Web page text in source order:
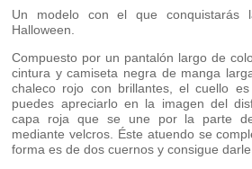
Un modelo con el que conquistarás
Halloween.
Compuesto por un pantalón largo de
cintura y camiseta negra de manga
chaleco rojo con brillantes, el cuello
puedes apreciarlo en la imagen del
capa roja que se une por la parte
mediante velcros. Éste atuendo se
forma es de dos cuernos y consigue